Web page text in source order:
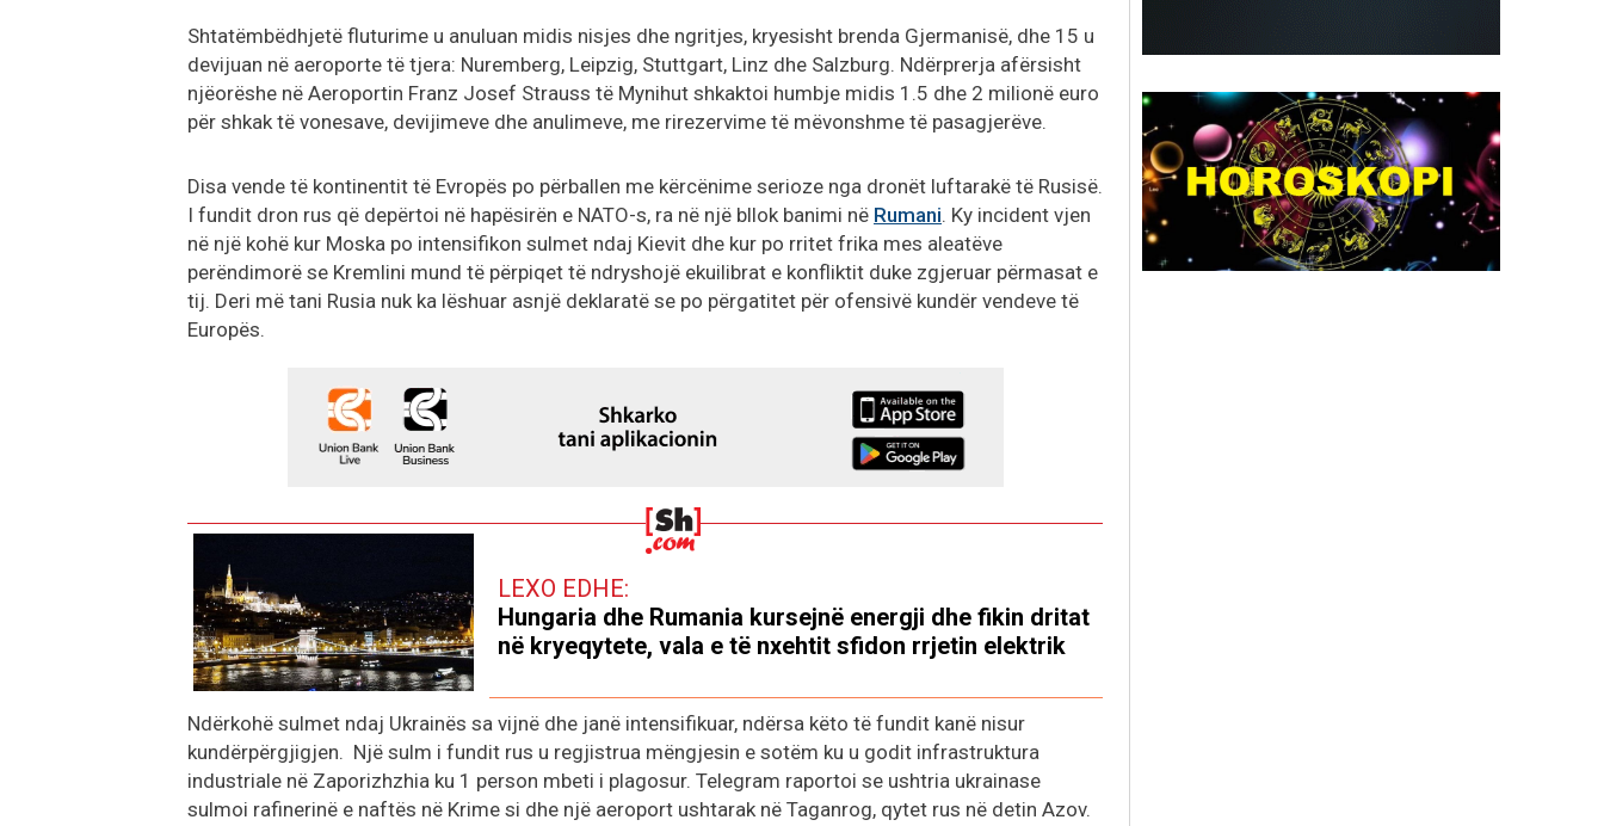
Shtatëmbëdhjetë fluturime u anuluan midis nisjes dhe ngritjes, kryesisht brenda Gjermanisë, dhe 15 u
devijuan në aeroporte të tjera: Nuremberg, Leipzig, Stuttgart, Linz dhe Salzburg. Ndërprerja afërsisht
njëorëshe në Aeroportin Franz Josef Strauss të Mynihut shkaktoi humbje midis 1.5 dhe 2 milionë euro
për shkak të vonesave, devijimeve dhe anulimeve, me rirezervime të mëvonshme të pasagjerëve.
Disa vende të kontinentit të Evropës po përballen me kërcënime serioze nga dronët luftarakë të Rusisë.
I fundit dron rus që depërtoi në hapësirën e NATO-s, ra në një bllok banimi në Rumani. Ky incident vjen
në një kohë kur Moska po intensifikon sulmet ndaj Kievit dhe kur po rritet frika mes aleatëve
perëndimorë se Kremlini mund të përpiqet të ndryshojë ekuilibrat e konfliktit duke zgjeruar përmasat e
tij. Deri më tani Rusia nuk ka lëshuar asnjë deklaratë se po përgatitet për ofensivë kundër vendeve të
Europës.
LEXO EDHE:
Hungaria dhe Rumania kursejnë energji dhe fikin dritat
në kryeqytete, vala e të nxehtit sfidon rrjetin elektrik
Ndërkohë sulmet ndaj Ukrainës sa vijnë dhe janë intensifikuar, ndërsa këto të fundit kanë nisur
kundërpërgjigjen. Një sulm i fundit rus u regjistrua mëngjesin e sotëm ku u godit infrastruktura
industriale në Zaporizhzhia ku 1 person mbeti i plagosur. Telegram raportoi se ushtria ukrainase
sulmoi rafinerinë e naftës në Krime si dhe një aeroport ushtarak në Taganrog, qytet rus në detin Azov.